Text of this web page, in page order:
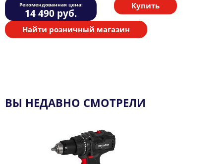
Рекомендованная цена:
14 490 руб.
Купить
Найти розничный магазин
ВЫ НЕДАВНО СМОТРЕЛИ